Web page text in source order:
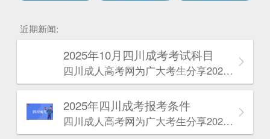
近期新闻:
2025年10月四川成考考试科目
四川成人高考网​为广大考生分享2025年10月四川成考考试科目。为广大在职人员和社会人士提供学历提升的机会。更多四川成考考试信息，欢迎在线访问四川成人高考网。
2025年‌‌‌‌四川成考报考条件
四川成人高考网​为广大考生分享2025年‌‌‌‌四川成考报考条件。为广大在职人员和社会人士提供学历提升的机会。更多四川成考考试信息，欢迎在线访问四川成人高考网。